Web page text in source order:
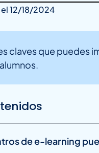
el12/18/2024
claves que puedes
de e-learning